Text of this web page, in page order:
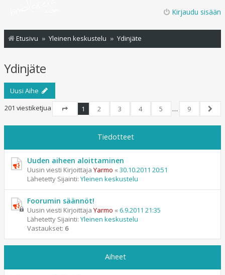
Kirjaudu sisään
Etusivu Yleinen keskustelu Ydinjäte
Ydinjäte
Uusi Aihe
201 viestiketjua
Sivu1
1 2 3 4 5 …
9
Tiedotteet
Uuden aiheen aloittaminen
Uusin viesti Kirjoittaja Yarmo « 30.10.2011 20:51
Lähetetty Sijainti: Yleinen keskustelu
Foorumin säännöt!
Uusin viesti Kirjoittaja Yarmo « 6.9.2011 21:35
Lähetetty Sijainti: Yleinen keskustelu
Vastaukset: 6
Aiheet